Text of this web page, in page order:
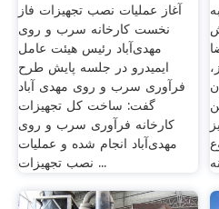
آغاز عملیات نصب تجهیزات فاز
نخست کارخانه سرب و روی
مهدی‌آباد رئیس هیئت عامل
ایمیدرو در جلسه پایش طرح
فرآوری سرب و روی مهدی آباد
گفت: ساخت کل تجهیزات
کارخانه فرآوری سرب و روی
مهدی‌آباد انجام شده و عملیات
نصب تجهیزات ...